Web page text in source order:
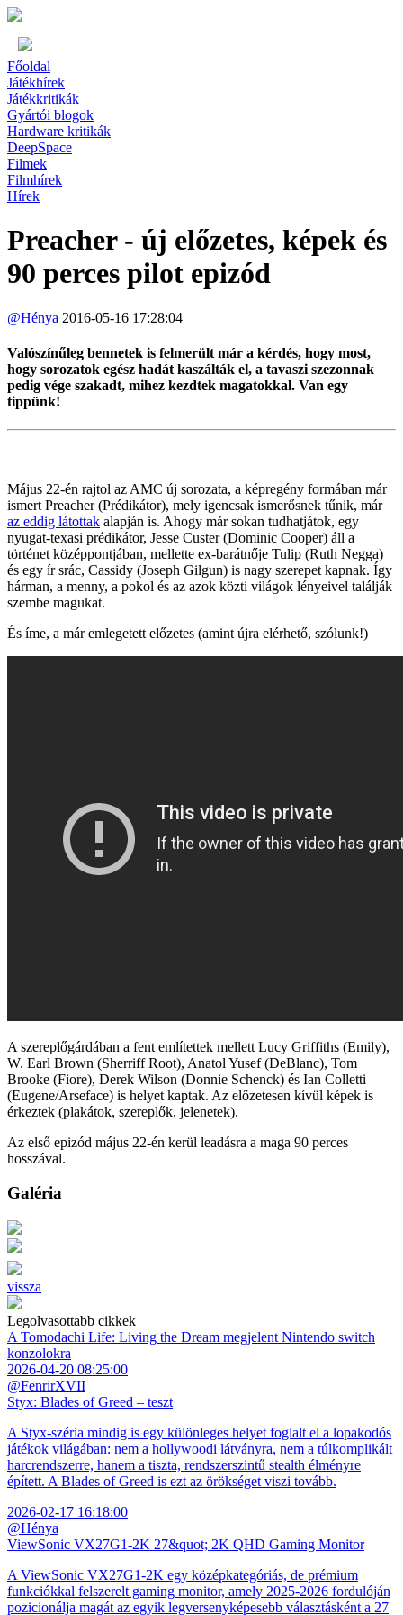
Főoldal
Játékhírek
Játékkritikák
Gyártói blogok
Hardware kritikák
DeepSpace
Filmek
Filmhírek
Hírek
Preacher - új előzetes, képek és
90 perces pilot epizód
@Hénya 2016-05-16 17:28:04
Valószínűleg bennetek is felmerült már a kérdés, hogy most,
hogy sorozatok egész hadát kaszálták el, a tavaszi szezonnak
pedig vége szakadt, mihez kezdtek magatokkal. Van egy
tippünk!
Május 22-én rajtol az AMC új sorozata, a képregény formában már
ismert Preacher (Prédikátor), mely igencsak ismerősnek tűnik, már
az eddig látottak alapján is. Ahogy már sokan tudhatjátok, egy
nyugat-texasi prédikátor, Jesse Custer (Dominic Cooper) áll a
történet középpontjában, mellette ex-barátnője Tulip (Ruth Negga)
és egy ír srác, Cassidy (Joseph Gilgun) is nagy szerepet kapnak. Így
hárman, a menny, a pokol és az azok közti világok lényeivel találják
szembe magukat.
És íme, a már emlegetett előzetes (amint újra elérhető, szólunk!)
A szereplőgárdában a fent említettek mellett Lucy Griffiths (Emily),
W. Earl Brown (Sherriff Root), Anatol Yusef (DeBlanc), Tom
Brooke (Fiore), Derek Wilson (Donnie Schenck) és Ian Colletti
(Eugene/Arseface) is helyet kaptak. Az előzetesen kívül képek is
érkeztek (plakátok, szereplők, jelenetek).
Az első epizód május 22-én kerül leadásra a maga 90 perces
hosszával.
Galéria
vissza
Legolvasottabb cikkek
A Tomodachi Life: Living the Dream megjelent Nintendo switch
konzolokra
2026-04-20 08:25:00
@FenrirXVII
Styx: Blades of Greed – teszt
A Styx-széria mindig is egy különleges helyet foglalt el a lopakodós
játékok világában: nem a hollywoodi látványra, nem a túlkomplikált
harcrendszerre, hanem a tiszta, rendszerszintű stealth élményre
épített. A Blades of Greed is ezt az örökséget viszi tovább.
2026-02-17 16:18:00
@Hénya
ViewSonic VX27G1-2K 27&quot; 2K QHD Gaming Monitor
A ViewSonic VX27G1-2K egy középkategóriás, de prémium
funkciókkal felszerelt gaming monitor, amely 2025-2026 fordulóján
pozicionálja magát az egyik legversenyképesebb választásként a 27